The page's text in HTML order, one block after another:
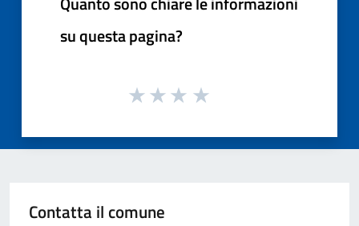
su questa pagina?
Contatta il comune